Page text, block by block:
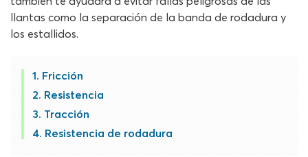
llantas como la separación de la banda de rodadura y
los estallidos.
Fricción
Resistencia
Tracción
Resistencia de rodadura